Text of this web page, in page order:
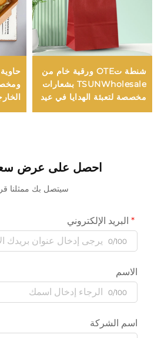
شنطة تOTE ورقية خام من
TSUNWholesale بشعارات
مخصصة لتعبئة الهدايا في عيد
الميلاد ورأس السنة الجديدة
احصل على عرض
سيتصل بك ممثلنا
البريد الإلكتروني
0/100
الاسم
0/100
اسم الشركة